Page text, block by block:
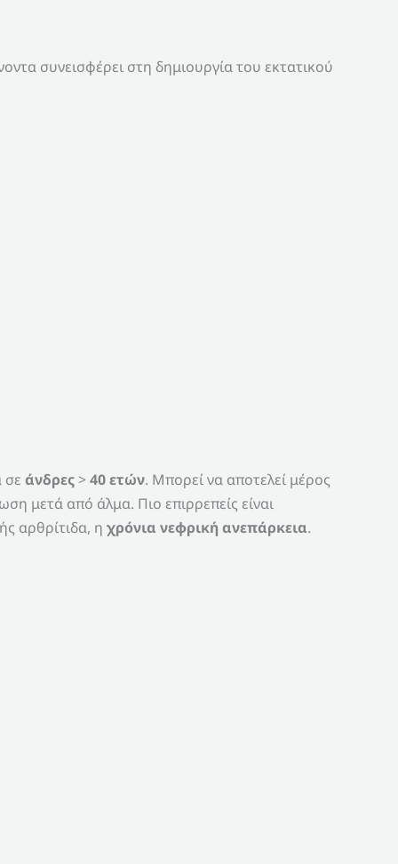
συνεισφέρει στη δημιουργία του εκτατικού
σε άνδρες>40 ετών. Μπορεί να αποτελεί μέρος
μετά από άλμα. Πιο επιρρεπείς είναι
αρθρίτιδα, η χρόνια νεφρική ανεπάρκεια.